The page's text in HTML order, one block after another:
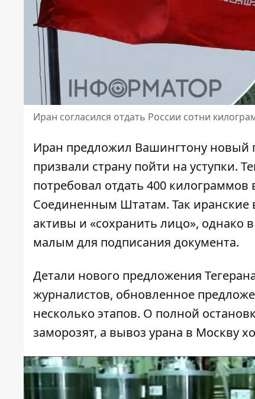
Иран согласился отдать России сотни
Иран предложил Вашингтону новый
призвали страну пойти на уступки.
потребовал отдать 400
Соединенным Штатам. Так иранские
активы и «сохранить лицо», однако
малым для подписания документа.
Детали нового предложения
журналистов, обновленное
несколько этапов. О полной
заморозят, а вывоз урана в Москву